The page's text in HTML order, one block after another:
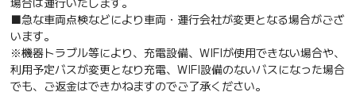
■急な車両点検などにより車両・運行会社が変更となる場合がござ
います。
※機器トラブル等により、充電設備、WIFIが使用できない場合や、
利用予定バスが変更となり充電、WIFI設備のないバスになった場合
でも、ご返金はできかねますのでご了承ください。